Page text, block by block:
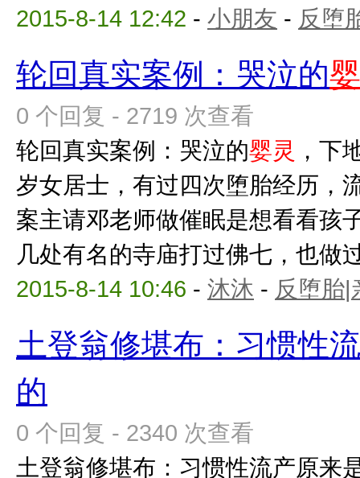
2015-8-14 12:42 - 小朋友 - 反堕
轮回真实案例：哭泣的
0 个回复 - 2719 次查看
轮回真实案例：哭泣的婴灵 ，下
岁女居士，有过四次堕胎经历，
案主请邓老师做催眠是想看看孩
几处有名的寺庙打过佛七，也做
2015-8-14 10:46 - 沐沐 - 反堕胎|
土登翁修堪布：习惯性
的
0 个回复 - 2340 次查看
土登翁修堪布：习惯性流产原来